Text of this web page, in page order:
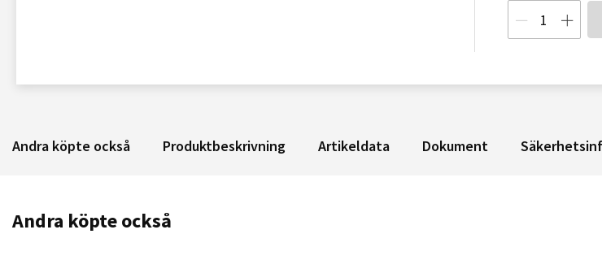
Andra köpte också Produktbeskrivning Artikeldata Dokument
Andra köpte också